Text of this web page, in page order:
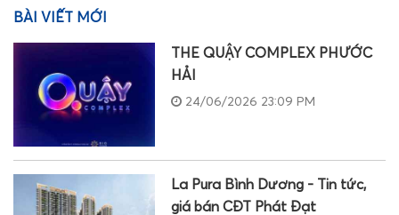
BÀI VIẾT MỚI
THE QUẬY COMPLEX PHƯỚC
HẢI
24/06/2026 23:09 PM
La Pura Bình Dương - Tin tức,
giá bán CĐT Phát Đạt